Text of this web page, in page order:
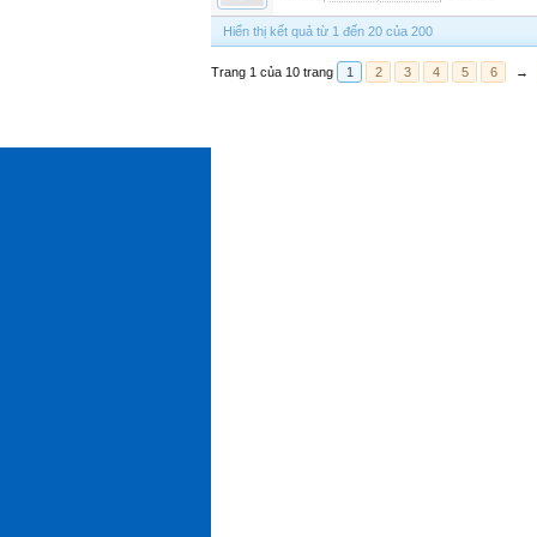
Hiển thị kết quả từ 1 đến 20 của 200
Trang 1 của 10 trang 1 2 3 4 5 6 →